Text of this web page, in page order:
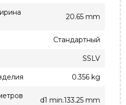
20.65 mm
Стандартный
SSLV
0.356 kg
d1 min.133.25 mm